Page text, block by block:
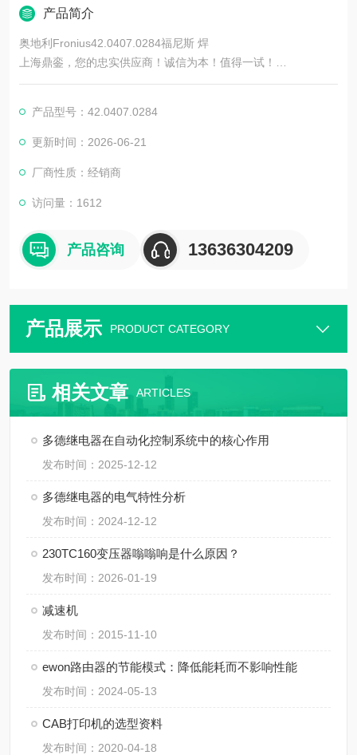
产品简介
奥地利Fronius42.0407.0284福尼斯 焊
上海鼎銮，您的忠实供应商！诚信为本！值得一试！
100%*，专业团队采购，优势拿货价，热情欢迎贵司来电询价！
产品型号：42.0407.0284
更新时间：2026-06-21
厂商性质：经销商
访问量：1612
产品咨询 13636304209
产品展示 PRODUCT CATEGORY
相关文章 ARTICLES
多德继电器在自动化控制系统中的核心作用
发布时间：2025-12-12
多德继电器的电气特性分析
发布时间：2024-12-12
230TC160变压器嗡嗡响是什么原因？
发布时间：2026-01-19
减速机
发布时间：2015-11-10
ewon路由器的节能模式：降低能耗而不影响性能
发布时间：2024-05-13
CAB打印机的选型资料
发布时间：2020-04-18